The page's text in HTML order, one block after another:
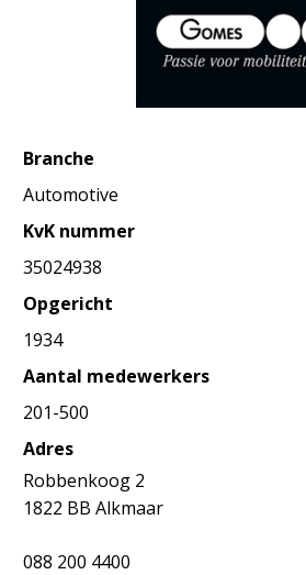
Branche
Automotive
KvK nummer
35024938
Opgericht
1934
Aantal medewerkers
201-500
Adres
Robbenkoog 2
1822 BB Alkmaar
088 200 4400